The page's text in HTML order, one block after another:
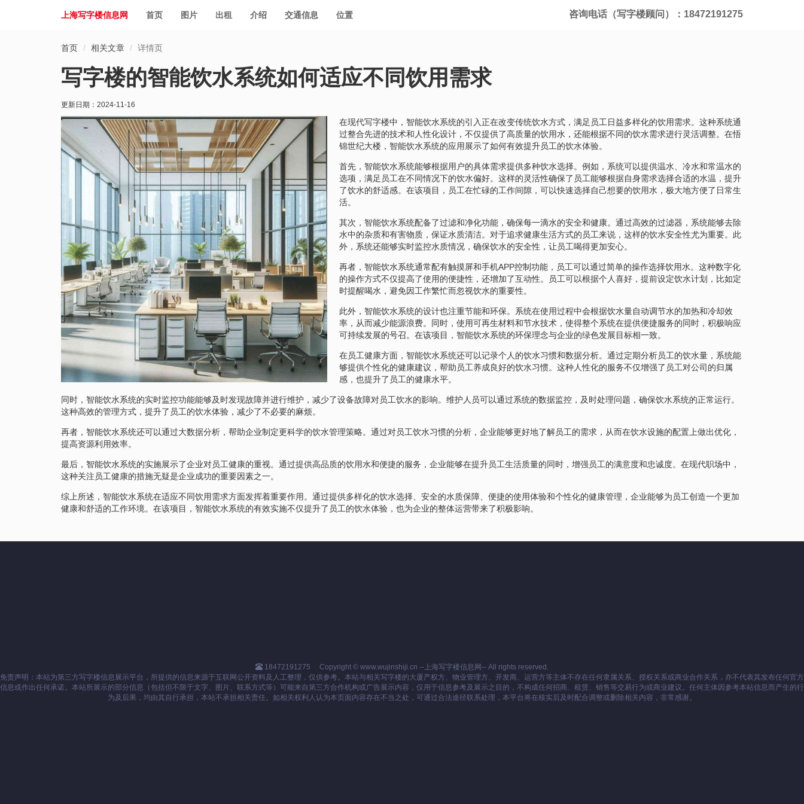
上海写字楼信息网 首页 图片 出租 介绍 交通信息 位置 咨询电话（写字楼顾问）：18472191275
首页 相关文章 详情页
写字楼的智能饮水系统如何适应不同饮用需求
更新日期： 2024-11-16
在现代写字楼中，智能饮水系统的引入正在改变传统饮水方式，满足员工日益多样化的饮用需求。这种系统通
过整合先进的技术和人性化设计，不仅提供了高质量的饮用水，还能根据不同的饮水需求进行灵活调整。在悟
锦世纪大楼，智能饮水系统的应用展示了如何有效提升员工的饮水体验。
首先，智能饮水系统能够根据用户的具体需求提供多种饮水选择。例如，系统可以提供温水、冷水和常温水的
选项，满足员工在不同情况下的饮水偏好。这样的灵活性确保了员工能够根据自身需求选择合适的水温，提升
了饮水的舒适感。在该项目，员工在忙碌的工作间隙，可以快速选择自己想要的饮用水，极大地方便了日常生
活。
其次，智能饮水系统配备了过滤和净化功能，确保每一滴水的安全和健康。通过高效的过滤器，系统能够去除
水中的杂质和有害物质，保证水质清洁。对于追求健康生活方式的员工来说，这样的饮水安全性尤为重要。此
外，系统还能够实时监控水质情况，确保饮水的安全性，让员工喝得更加安心。
再者，智能饮水系统通常配有触摸屏和手机APP控制功能，员工可以通过简单的操作选择饮用水。这种数字化
的操作方式不仅提高了使用的便捷性，还增加了互动性。员工可以根据个人喜好，提前设定饮水计划，比如定
时提醒喝水，避免因工作繁忙而忽视饮水的重要性。
此外，智能饮水系统的设计也注重节能和环保。系统在使用过程中会根据饮水量自动调节水的加热和冷却效
率，从而减少能源浪费。同时，使用可再生材料和节水技术，使得整个系统在提供便捷服务的同时，积极响应
可持续发展的号召。在该项目，智能饮水系统的环保理念与企业的绿色发展目标相一致。
在员工健康方面，智能饮水系统还可以记录个人的饮水习惯和数据分析。通过定期分析员工的饮水量，系统能
够提供个性化的健康建议，帮助员工养成良好的饮水习惯。这种人性化的服务不仅增强了员工对公司的归属
感，也提升了员工的健康水平。
同时，智能饮水系统的实时监控功能能够及时发现故障并进行维护，减少了设备故障对员工饮水的影响。维护人员可以通过系统的数据监控，及时处理问题，确保饮水系统的正常运行。
这种高效的管理方式，提升了员工的饮水体验，减少了不必要的麻烦。
再者，智能饮水系统还可以通过大数据分析，帮助企业制定更科学的饮水管理策略。通过对员工饮水习惯的分析，企业能够更好地了解员工的需求，从而在饮水设施的配置上做出优化，
提高资源利用效率。
最后，智能饮水系统的实施展示了企业对员工健康的重视。通过提供高品质的饮用水和便捷的服务，企业能够在提升员工生活质量的同时，增强员工的满意度和忠诚度。在现代职场中，
这种关注员工健康的措施无疑是企业成功的重要因素之一。
综上所述，智能饮水系统在适应不同饮用需求方面发挥着重要作用。通过提供多样化的饮水选择、安全的水质保障、便捷的使用体验和个性化的健康管理，企业能够为员工创造一个更加
健康和舒适的工作环境。在该项目，智能饮水系统的有效实施不仅提升了员工的饮水体验，也为企业的整体运营带来了积极影响。
18472191275
Copyright © www.wujinshiji.cn --上海写字楼信息网-- All rights reserved.
免责声明：本站为第三方写字楼信息展示平台，所提供的信息来源于互联网公开资料及人工整理，仅供参考。本站与相关写字楼的大厦产权方、物业管理方、开发商、运营方等主体不存在任何隶属关系、授权关系或商业合作关系，亦不代表其发布任何官方
信息或作出任何承诺。本站所展示的部分信息（包括但不限于文字、图片、联系方式等）可能来自第三方合作机构或广告展示内容，仅用于信息参考及展示之目的，不构成任何招商、租赁、销售等交易行为或商业建议。任何主体因参考本站信息而产生的行
为及后果，均由其自行承担，本站不承担相关责任。如相关权利人认为本页面内容存在不当之处，可通过合法途径联系处理，本平台将在核实后及时配合调整或删除相关内容，非常感谢。